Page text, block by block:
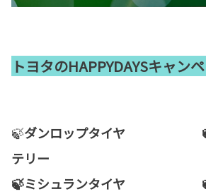
トヨタのHAPPYDAYSキャン
🍃ダンロップタイヤ
テリー
🍃ミシュランタイヤ 🍃